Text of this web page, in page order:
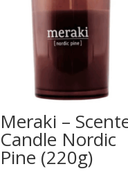
Meraki –
Candle Nordic
Pine (220g)